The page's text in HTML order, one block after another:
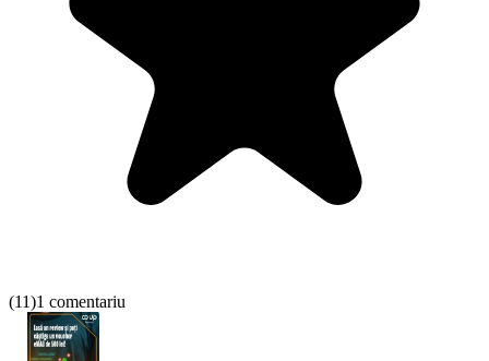
(11)1 comentariu